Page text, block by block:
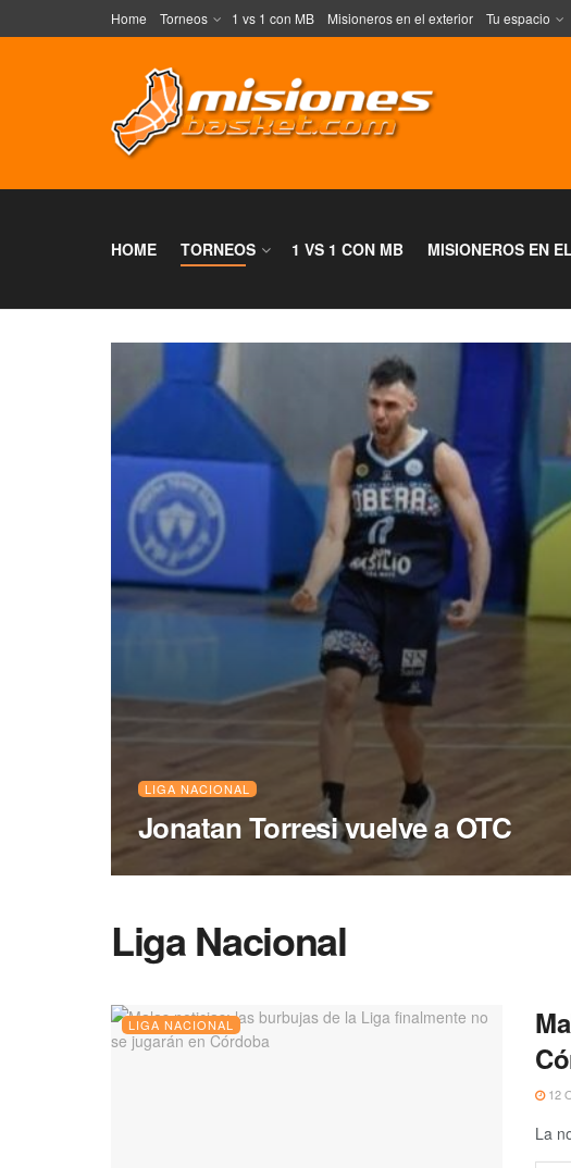
Home Torneos 1 vs 1 con MB Misioneros en el exterior Tu espacio
HOME TORNEOS 1 VS 1 CON MB MISIONEROS EN
LIGA NACIONAL
Jonatan Torresi vuelve a OTC
Liga Nacional
LIGA NACIONAL
12
La